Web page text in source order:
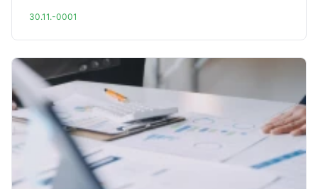
30.11.-0001